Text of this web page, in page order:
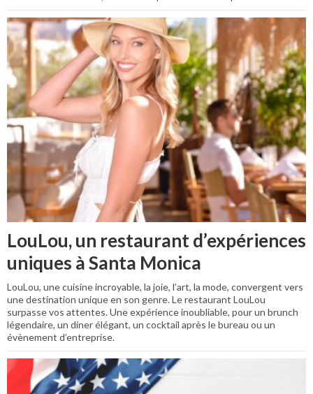
LouLou, un restaurant d’expériences
uniques à Santa Monica
LouLou, une cuisine incroyable, la joie, l’art, la mode, convergent vers
une destination unique en son genre. Le restaurant LouLou
surpasse vos attentes. Une expérience inoubliable, pour un brunch
légendaire, un diner élégant, un cocktail après le bureau ou un
évènement d’entreprise.